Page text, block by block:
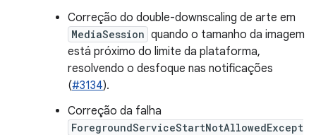
Correção do double-downscaling de arte em
MediaSession quando o tamanho da imagem
está próximo do limite da plataforma,
resolvendo o desfoque nas notificações
(#3134).
Correção da falha
ForegroundServiceStartNotAllowedExcept